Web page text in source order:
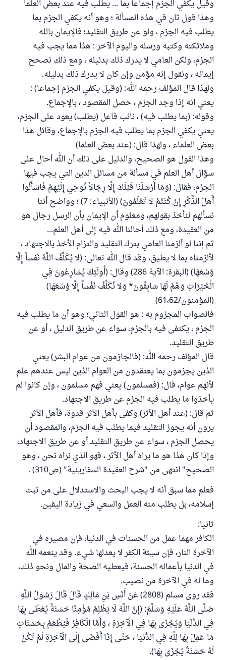
وقيل يكفي الجزم إجماعاً بما ... يطلب فيه عند بعض العلما
وهذا قول ثان في هذه المسألة ؛ وهو أنه يكفي الجزم بما
يطلب فيه الجزم ، ولو عن طريق التقليد؛ فالإيمان بالله
وملائكته وكتبه ورسله واليوم الآخر : هذا مما يجب فيه
الجزم، ولكن العامي لا يدرك ذلك بدليله ، ومع ذلك نصحح
إيمانه ، ونقول إنه مؤمن وإن كان لا يدرك ذلك بدليله.
ولهذا قال المؤلف رحمه الله: (وقيل يكفي الجزم إجماعا) :
يعني انه إذا وجد الجزم ، حصل المقصود ، بالإجماع.
وقوله: (بما يطلب فيه) ، نائب فاعل (يطلب) يعود على الجزم،
يعني يكفي الجزم بما يطلب فيه الجزم بالإجماع، وقائل هذا
بعض العلماء ، ولهذا قال: (عند بعض العلما)
وهذا القول هو الصحيح، والدليل على ذلك أن الله أحال على
سؤال أهل العلم في مسألة من مسائل الدين التي يجب فيها
الجزم، فقال: (وَمَا أَرْسَلْنَا قَبْلَكَ إِلَّا رِجَالاً نُوحِي إِلَيْهِمْ فَاسْأَلُوا
أَهْلَ الذِّكْرِ إِنْ كُنْتُمْ لا تَعْلَمُونَ) (الأنبياء: 7) ؛ وواضح أننا
نسألهم لنأخذ بقولهم، ومعلوم أن الإيمان بأن الرسل رجال هو
من العقيدة، ومع ذلك أحالنا الله فيه إلى أهل العلم...
ثم إننا لو ألزمنا العامي بترك التقليد والتزام الأخذ بالاجتهاد ،
لألزمناه بما لا يطيق، وقد قال الله تعالى: (لا يُكَلِّفُ اللَّهُ نَفْساً إِلَّا
وُسْعَهَا) (البقرة: الآية 286) وقال: (أُولَئِكَ يُسَارِعُونَ فِي
الْخَيْرَاتِ وَهُمْ لَهَا سَابِقُونَ* وَلا نُكَلِّفُ نَفْساً إِلَّا وُسْعَهَا)
(المؤمنون/61،62)
فالصواب المجزوم به : هو القول الثاني؛ وهو أن ما يطلب فيه
الجزم ، يكتفى فيه بالجزم، سواء عن طريق الدليل ، أو عن
طريق التقليد.
قال المؤلف رحمه الله: (فالجازمون من عوام البشر) يعني
الذين يجزمون بما يعتقدون من العوام الذين ليس عندهم علم
لأنهم عوام، قال: (فمسلمون) يعني فهم مسلمون ، وإن كانوا لم
يأخذوا ما يطلب فيه الجزم عن طريق الاجتهاد.
ثم قال: (عند أهل الأثر) وكفى بأهل الأثر قدوة، فأهل الأثر
يرون أنه يجوز التقليد فيما يطلب فيه الجزم، والمقصود أن
يحصل الجزم ، سواء عن طريق التقليد أو عن طريق الاجتهاد،
وإذا كان هذا هو ما يراه أهل الأثر ، فهو الذي نراه نحن ، وهو
الصحيح" انتهى من "شرح العقيدة السفارينية" (ص310) .
فعلم مما سبق أنه لا يجب البحث والاستدلال على من ثبت
إسلامه، بل يطلب منه العمل والسعي في زيادة اليقين.
ثانيا:
الكافر مهما عمل من الحسنات في الدنيا، فإن مصيره في
الآخرة النار، فإن سيئة الكفر لا يعدلها شيء. وقد ينعمه الله
في الدنيا بأعماله الحسنة، فيعطيه الصحة والمال ونحو ذلك،
وما له في الآخرة من نصيب.
فقد روى مسلم (2808) عَنْ أَنَسِ بْنِ مَالِكٍ قَالَ قَالَ رَسُولُ اللَّهِ
صَلَّى اللَّهُ عَلَيْهِ وَسَلَّمَ: (إِنَّ اللَّهَ لَا يَظْلِمُ مُؤْمِنًا حَسَنَةً يُعْطَى بِهَا
فِي الدُّنْيَا وَيُجْزَى بِهَا فِي الْآخِرَةِ ، وَأَمَّا الْكَافِرُ فَيُطْعَمُ بِحَسَنَاتِ
مَا عَمِلَ بِهَا لِلَّهِ فِي الدُّنْيَا ، حَتَّى إِذَا أَفْضَى إِلَى الْآخِرَةِ لَمْ تَكُنْ
لَهُ حَسَنَةٌ يُجْزَى بِهَا).